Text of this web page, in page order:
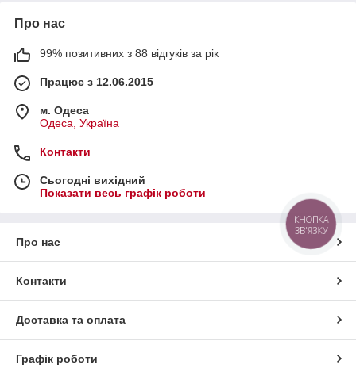
Про нас
99% позитивних з 88 відгуків за рік
Працює з 12.06.2015
м. Одеса
Одеса, Україна
Контакти
Сьогодні вихідний
Показати весь графік роботи
Про нас
Контакти
Доставка та оплата
Графік роботи
КНОПКА
ЗВ'ЯЗКУ